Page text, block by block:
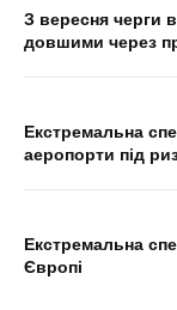
З вересня черги
довшими через
Екстремальна
аеропорти під
Екстремальна
Європі